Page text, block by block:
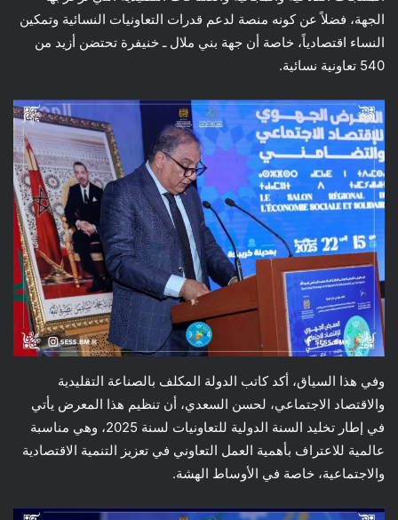
الجهة، فضلاً عن كونه منصة لدعم قدرات التعاونيات النسائية وتمكين
النساء اقتصادياً، خاصة أن جهة بني ملال ـ خنيفرة تحتضن أزيد من
540 تعاونية نسائية.
وفي هذا السياق، أكد كاتب الدولة المكلف بالصناعة التقليدية
والاقتصاد الاجتماعي، لحسن السعدي، أن تنظيم هذا المعرض يأتي
في إطار تخليد السنة الدولية للتعاونيات لسنة 2025، وهي مناسبة
عالمية للاعتراف بأهمية العمل التعاوني في تعزيز التنمية الاقتصادية
والاجتماعية، خاصة في الأوساط الهشة.